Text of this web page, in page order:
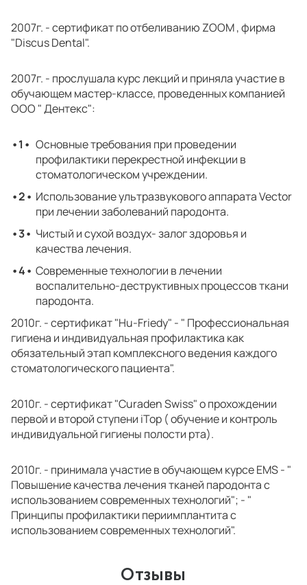
2007г. - сертификат по отбеливанию ZOOM , фирма
"Discus Dental".
2007г. - прослушала курс лекций и приняла участие в
обучающем мастер-классе, проведенных компанией
ООО " Дентекс":
Основные требования при проведении
профилактики перекрестной инфекции в
стоматологическом учреждении.
Использование ультразвукового аппарата Vector
при лечении заболеваний пародонта.
Чистый и сухой воздух- залог здоровья и
качества лечения.
Современные технологии в лечении
воспалительно-деструктивных процессов ткани
пародонта.
2010г. - сертификат "Hu-Friedy" - " Профессиональная
гигиена и индивидуальная профилактика как
обязательный этап комплексного ведения каждого
стоматологического пациента".
2010г. - сертификат "Curaden Swiss" о прохождении
первой и второй ступени iTop ( обучение и контроль
индивидуальной гигиены полости рта).
2010г. - принимала участие в обучающем курсе EMS - "
Повышение качества лечения тканей пародонта с
использованием современных технологий"; - "
Принципы профилактики периимплантита с
использованием современных технологий".
Отзывы